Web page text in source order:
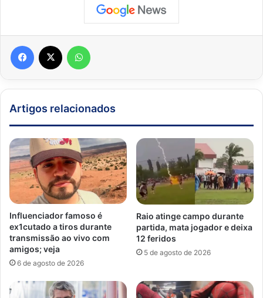
Facebook
Artigos relacionados
Influenciador famoso é
ex1cutado a tiros durante
transmissão ao vivo com
amigos; veja
6 de agosto de 2026
Raio atinge campo durante
partida, mata jogador e deixa
12 feridos
5 de agosto de 2026